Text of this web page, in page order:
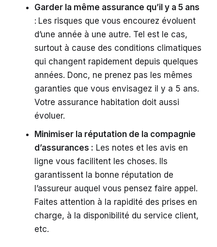
Garder la même assurance qu’il y a 5 ans
: Les risques que vous encourez évoluent
d’une année à une autre. Tel est le cas,
surtout à cause des conditions climatiques
qui changent rapidement depuis quelques
années. Donc, ne prenez pas les mêmes
garanties que vous envisagez il y a 5 ans.
Votre assurance habitation doit aussi
évoluer.
Minimiser la réputation de la compagnie
d’assurances : Les notes et les avis en
ligne vous facilitent les choses. Ils
garantissent la bonne réputation de
l’assureur auquel vous pensez faire appel.
Faites attention à la rapidité des prises en
charge, à la disponibilité du service client,
etc.